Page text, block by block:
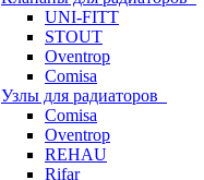
UNI-FITT
STOUT
Oventrop
Comisa
Узлы для радиаторов
Comisa
Oventrop
REHAU
Rifar